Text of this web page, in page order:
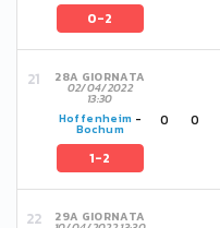
0-2
28A GIORNATA
02/04/2022
13:30
Hoffenheim -
Bochum
1-2
0 0
29A GIORNATA